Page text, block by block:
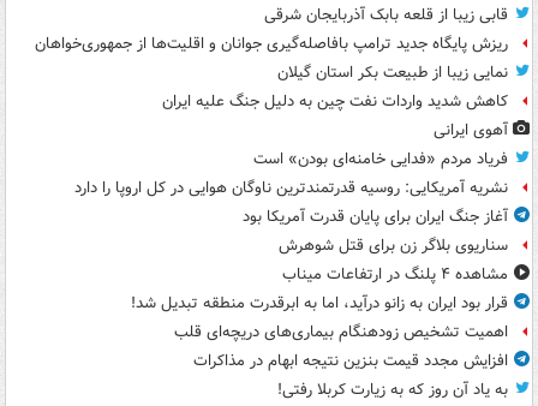
قابی زیبا از قلعه بابک آذربایجان شرقی
ریزش پایگاه جدید ترامپ بافاصله‌گیری جوانان و اقلیت‌ها از جمهوری‌خواهان
نمایی زیبا از طبیعت بکر استان گیلان
کاهش شدید واردات نفت چین به دلیل جنگ علیه ایران
آهوی ایرانی
فریاد مردم «فدایی خامنه‌ای بودن» است
نشریه آمریکایی: روسیه قدرتمندترین ناوگان هوایی در کل اروپا را دارد
آغاز جنگ ایران برای پایان قدرت آمریکا بود
سناریوی بلاگر زن برای قتل شوهرش
مشاهده ۴ پلنگ در ارتفاعات میناب
قرار بود ایران به زانو درآید، اما به ابرقدرت منطقه تبدیل شد!
اهمیت تشخیص زودهنگام بیماری‌های دریچه‌ای قلب
افزایش مجدد قیمت بنزین نتیجه ابهام در مذاکرات
به یاد آن روز که به زیارت کربلا رفتی!